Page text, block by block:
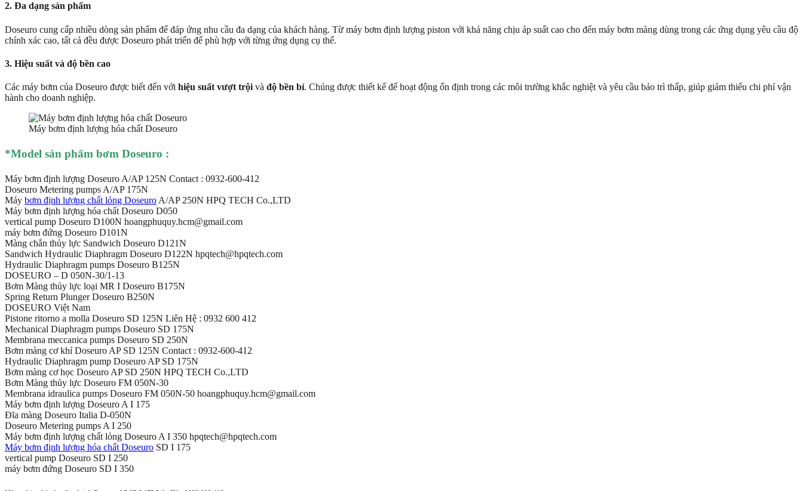
2. Đa dạng sản phẩm
Doseuro cung cấp nhiều dòng sản phẩm để đáp ứng nhu cầu đa dạng của khách hàng. Từ máy bơm định lượng piston với khả năng chịu áp suất cao cho đến máy bơm màng dùng trong các ứng dụng yêu cầu độ
chính xác cao, tất cả đều được Doseuro phát triển để phù hợp với từng ứng dụng cụ thể.
3. Hiệu suất và độ bền cao
Các máy bơm của Doseuro được biết đến với hiệu suất vượt trội và độ bền bỉ. Chúng được thiết kế để hoạt động ổn định trong các môi trường khắc nghiệt và yêu cầu bảo trì thấp, giúp giảm thiểu chi phí vận
hành cho doanh nghiệp.
Máy bơm định lượng hóa chất Doseuro
*Model sản phẩm bơm Doseuro :
Máy bơm định lượng Doseuro A/AP 125N Contact : 0932-600-412
Doseuro Metering pumps A/AP 175N
Máy bơm định lượng chất lỏng DoseuroA/AP 250N HPQ TECH Co.,LTD
Máy bơm định lượng hóa chất Doseuro D050
vertical pump Doseuro D100N hoangphuquy.hcm@gmail.com
máy bơm đứng Doseuro D101N
Màng chắn thủy lực Sandwich Doseuro D121N
Sandwich Hydraulic Diaphragm Doseuro D122N hpqtech@hpqtech.com
Hydraulic Diaphragm pumps Doseuro B125N
DOSEURO – D 050N-30/1-13
Bơm Màng thủy lực loại MR I Doseuro B175N
Spring Return Plunger Doseuro B250N
DOSEURO Việt Nam
Pistone ritorno a molla Doseuro SD 125N Liên Hệ : 0932 600 412
Mechanical Diaphragm pumps Doseuro SD 175N
Membrana meccanica pumps Doseuro SD 250N
Bơm màng cơ khí Doseuro AP SD 125N Contact : 0932-600-412
Hydraulic Diaphragm pump Doseuro AP SD 175N
Bơm màng cơ học Doseuro AP SD 250N HPQ TECH Co.,LTD
Bơm Màng thủy lực Doseuro FM 050N-30
Membrana idraulica pumps Doseuro FM 050N-50 hoangphuquy.hcm@gmail.com
Máy bơm định lượng Doseuro A I 175
Đĩa màng Doseuro Italia D-050N
Doseuro Metering pumps A I 250
Máy bơm định lượng chất lỏng Doseuro A I 350 hpqtech@hpqtech.com
Máy bơm định lượng hóa chất Doseuro SD I 175
vertical pump Doseuro SD I 250
máy bơm đứng Doseuro SD I 350